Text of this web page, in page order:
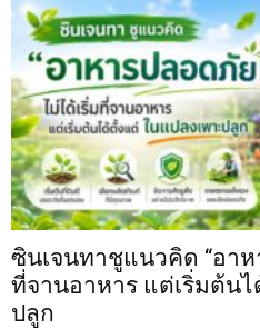
ซินเจนทาชูแนวคิด “อาห
ที่จานอาหาร แต่เริ่มต้น
ปลูก